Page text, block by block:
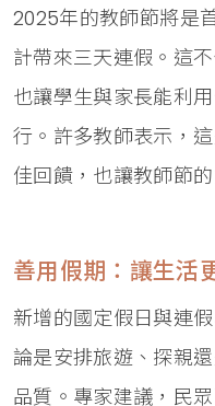
2025年的教師節將是
計帶來三天連假。這
也讓學生與家長能利
行。許多教師表示，
佳回饋，也讓教師節
善用假期：讓生活
新增的國定假日與連
論是安排旅遊、探親
品質。專家建議，民